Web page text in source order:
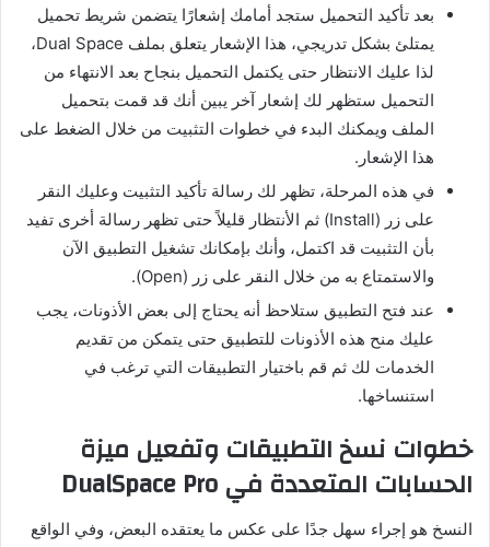
بعد تأكيد التحميل ستجد أمامك إشعارًا يتضمن شريط تحميل
يمتلئ بشكل تدريجي، هذا الإشعار يتعلق بملف Dual Space،
لذا عليك الانتظار حتى يكتمل التحميل بنجاح بعد الانتهاء من
التحميل ستظهر لك إشعار آخر يبين أنك قد قمت بتحميل
الملف ويمكنك البدء في خطوات التثبيت من خلال الضغط على
هذا الإشعار.
في هذه المرحلة، تظهر لك رسالة تأكيد التثبيت وعليك النقر
على زر (Install) ثم الأنتظار قليلاً حتى تظهر رسالة أخرى تفيد
بأن التثبيت قد اكتمل، وأنك بإمكانك تشغيل التطبيق الآن
والاستمتاع به من خلال النقر على زر (Open).
عند فتح التطبيق ستلاحظ أنه يحتاج إلى بعض الأذونات، يجب
عليك منح هذه الأذونات للتطبيق حتى يتمكن من تقديم
الخدمات لك ثم قم باختيار التطبيقات التي ترغب في
استنساخها.
خطوات نسخ التطبيقات وتفعيل ميزة
الحسابات المتعددة في DualSpace Pro
النسخ هو إجراء سهل جدًا على عكس ما يعتقده البعض، وفي الواقع